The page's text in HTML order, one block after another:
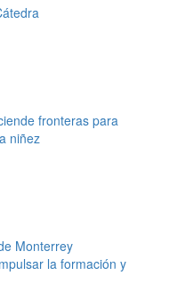
fronteras para
niñez
Monterrey
la formación y